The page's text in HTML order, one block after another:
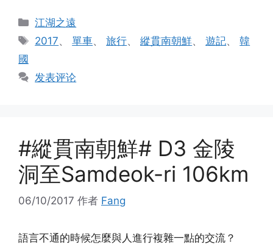
分
类
江湖之遠
标
2017、單車、旅行、縱貫南朝鮮、遊記、韓
國
发表评论
#縱貫南朝鮮# D3 金陵
洞至Samdeok-ri 106km
06/10/2017 作者 Fang
語言不通的時候怎麼與人進行複雜一點的交流？